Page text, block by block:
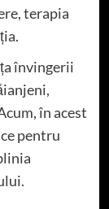
terapia
învingerii
în acest
pentru